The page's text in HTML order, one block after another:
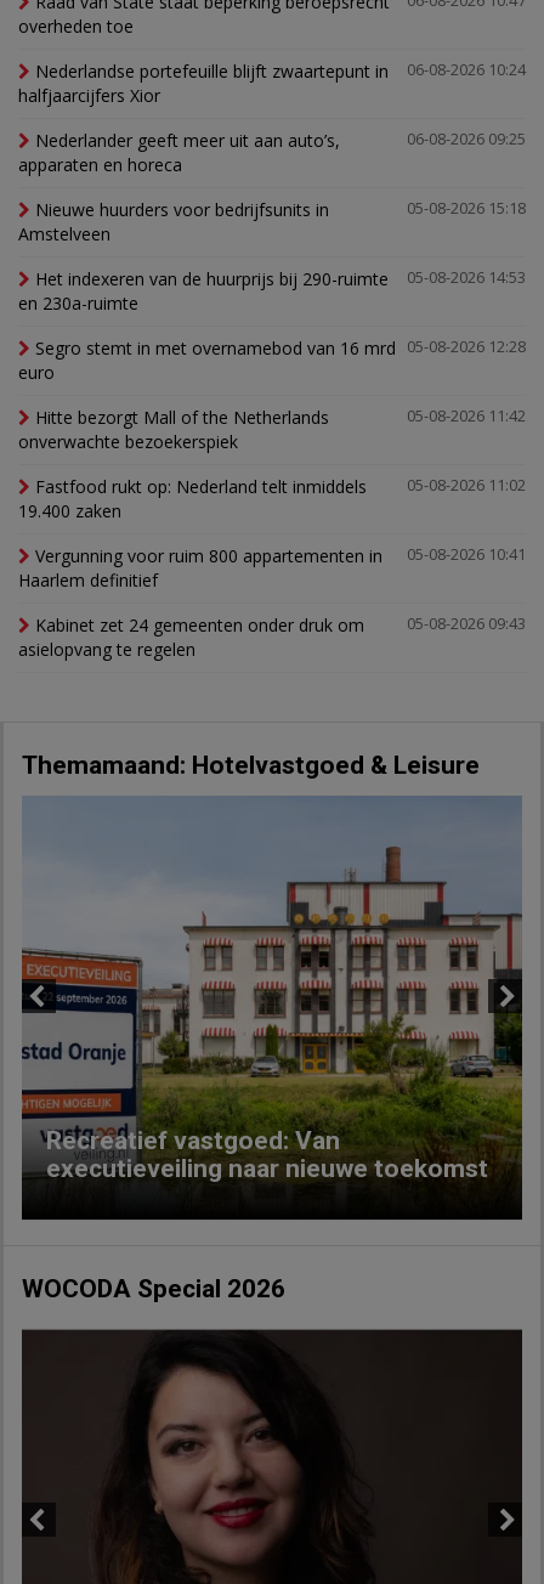
overheden toe
06-08-2026 10:24
Nederlandse portefeuille blijft zwaartepunt in
halfjaarcijfers Xior
06-08-2026 09:25
Nederlander geeft meer uit aan auto’s,
apparaten en horeca
05-08-2026 15:18
Nieuwe huurders voor bedrijfsunits in
Amstelveen
05-08-2026 14:53
Het indexeren van de huurprijs bij 290-ruimte
en 230a-ruimte
05-08-2026 12:28
Segro stemt in met overnamebod van 16 mrd
euro
05-08-2026 11:42
Hitte bezorgt Mall of the Netherlands
onverwachte bezoekerspiek
05-08-2026 11:02
Fastfood rukt op: Nederland telt inmiddels
19.400 zaken
05-08-2026 10:41
Vergunning voor ruim 800 appartementen in
Haarlem definitief
05-08-2026 09:43
Kabinet zet 24 gemeenten onder druk om
asielopvang te regelen
Themamaand: Hotelvastgoed & Leisure
Recreatief vastgoed: Van
executieveiling naar nieuwe toekomst
Next
WOCODA Special 2026